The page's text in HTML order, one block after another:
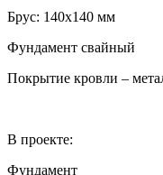
Брус: 140х140 мм
Фундамент свайный
Покрытие кровли –
В проекте:
Фундамент